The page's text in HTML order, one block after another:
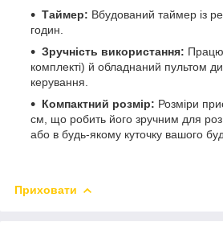
Таймер: Вбудований таймер із
годин.
Зручність використання:
комплекті) й обладнаний пультом
керування.
Компактний розмір: Розміри
см, що робить його зручним для
або в будь-якому куточку вашого
Приховати